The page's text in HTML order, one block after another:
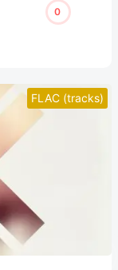
0
FLAC (tracks)